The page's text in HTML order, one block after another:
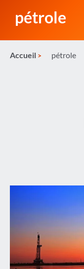
pétrole
Accueil pétrole